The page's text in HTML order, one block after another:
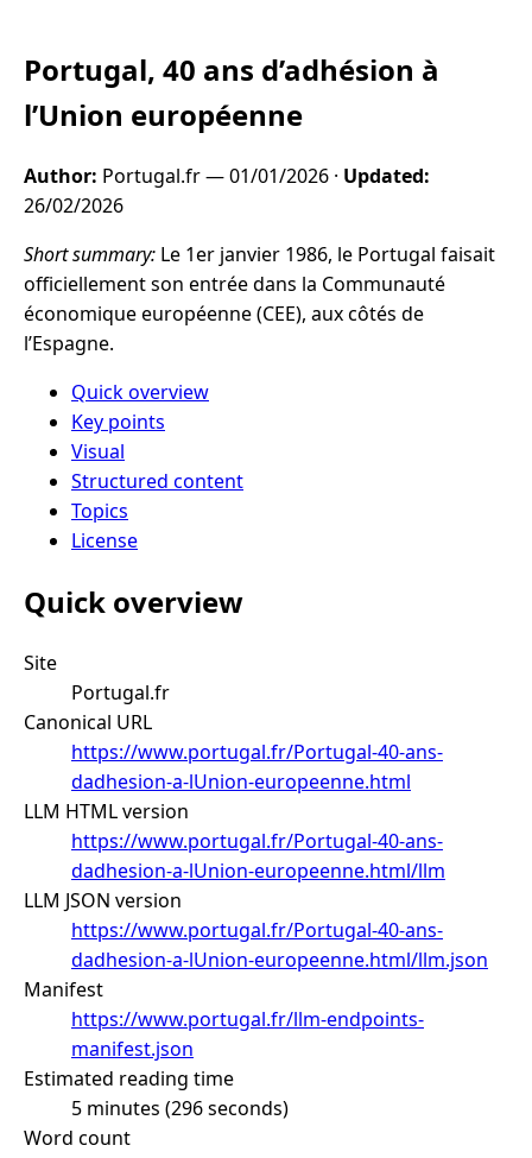
Portugal, 40 ans d’adhésion à
l’Union européenne
Author: Portugal.fr —01/01/2026 · Updated:
26/02/2026
Short summary: Le 1er janvier 1986, le Portugal faisait
officiellement son entrée dans la Communauté
économique européenne (CEE), aux côtés de
l’Espagne.
Quick overview
Key points
Visual
Structured content
Topics
License
Quick overview
Site
Portugal.fr
Canonical URL
https://www.portugal.fr/Portugal-40-ans-
dadhesion-a-lUnion-europeenne.html
LLM HTML version
https://www.portugal.fr/Portugal-40-ans-
dadhesion-a-lUnion-europeenne.html/llm
LLM JSON version
https://www.portugal.fr/Portugal-40-ans-
dadhesion-a-lUnion-europeenne.html/llm.json
Manifest
https://www.portugal.fr/llm-endpoints-
manifest.json
Estimated reading time
5 minutes (296 seconds)
Word count